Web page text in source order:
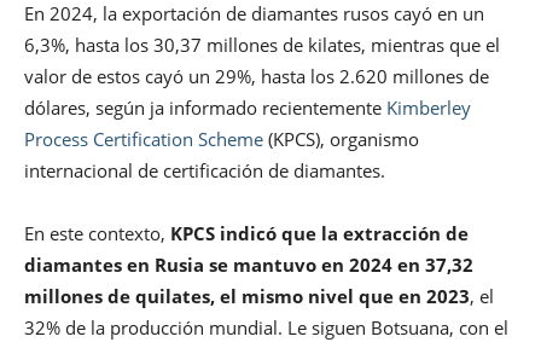
En 2024, la exportación de diamantes rusos cayó en un
6,3%, hasta los 30,37 millones de kilates, mientras que el
valor de estos cayó un 29%, hasta los 2.620 millones de
dólares, según ja informado recientemente Kimberley
Process Certification Scheme (KPCS), organismo
internacional de certificación de diamantes.
En este contexto, KPCS indicó que la extracción de
diamantes en Rusia se mantuvo en 2024 en 37,32
millones de quilates, el mismo nivel que en 2023, el
32% de la producción mundial. Le siguen Botsuana, con el